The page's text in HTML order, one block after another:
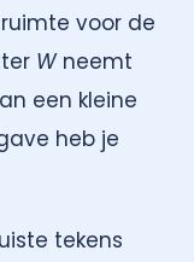
voor de
Wneemt
een kleine
heb je
tekens